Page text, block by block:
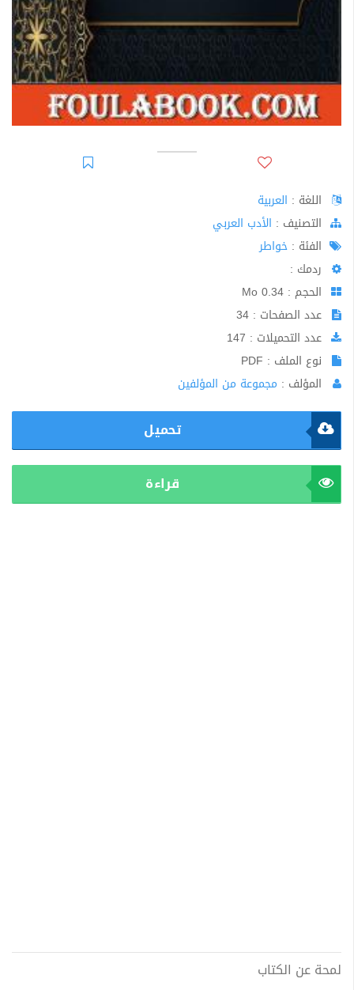
اللغة : العربية
اﻟﺘﺼﻨﻴﻒ : الأدب العربي
الفئة : خواطر
ردمك :
الحجم : 0.34 Mo
عدد الصفحات : 34
عدد التحميلات : 147
نوع الملف : PDF
المؤلف : مجموعة من المؤلفين
تحميل
قراءة
لمحة عن الكتاب